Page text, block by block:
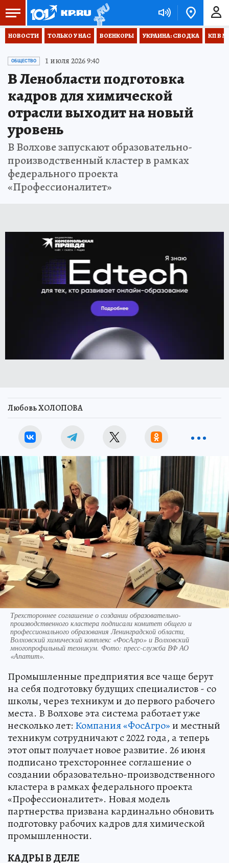
НОВОСТИ ТОЛЬКО У НАС ВОЕНКОРЫ УКРАИНА: СВОДКА КП В
ОБЩЕСТВО 1 июля 2026 9:40
В Ленобласти подготовка
кадров для химической
отрасли выходит на новый
уровень
В Волхове запускают образовательно-
производственный кластер в рамках
федерального проекта
«Профессионалитет»
Любовь ХОЛОПОВА
Трехстороннее соглашение о создании образовательно-
производственного кластера подписали комитет общего и
профессионального образования Ленинградской области,
Волховский химический комплекс «ФосАгро» и Волховский
многопрофильный техникум. Фото: пресс-служба ВФ АО
«Апатит».
Промышленные предприятия все чаще берут
на себя подготовку будущих специалистов - со
школы, через техникум и до первого рабочего
места. В Волхове эта система работает уже
несколько лет: Компания «ФосАгро»и местный
техникум сотрудничают с 2022 года, а теперь
этот опыт получает новое развитие. 26 июня
подписано трехстороннее соглашение о
создании образовательно-производственного
кластера в рамках федерального проекта
«Профессионалитет». Новая модель
партнерства призвана кардинально обновить
подготовку рабочих кадров для химической
промышленности.
КАДРЫ В ДЕЛЕ